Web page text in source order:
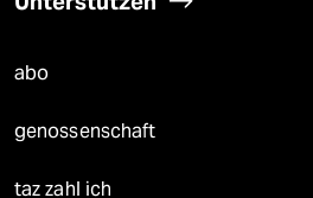
abo
genossenschaft
taz zahl ich